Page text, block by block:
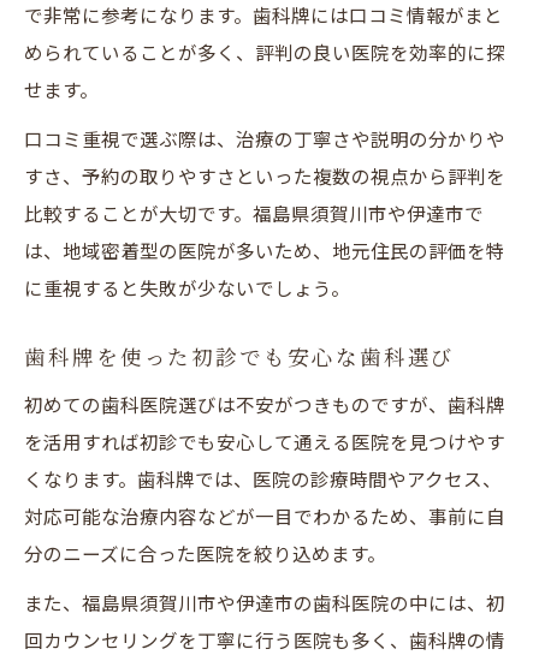
予約のしやすさも重視した歯科選びの基準
口コミでわかる歯科医院の対応力と雰囲気
歯科牌と併用した口コミ情報の活かし方
納得の歯科を見つける地域情報の活用法
歯科牌と地域情報を使った歯科医院選び
生活圏の情報と歯科牌で通いやすさを判断
歯科医院選びに役立つ地域情報の集め方
歯科牌で探す通いやすさ重視の歯科選び
予約しやすい歯科医院を歯科牌で見つける
口コミと歯科牌で安心の歯科通院を実現
歯科牌から見た家族で通える医院の条件
で非常に参考になります。歯科牌には口コミ情報がまと
められていることが多く、評判の良い医院を効率的に探
せます。
口コミ重視で選ぶ際は、治療の丁寧さや説明の分かりや
すさ、予約の取りやすさといった複数の視点から評判を
比較することが大切です。福島県須賀川市や伊達市で
は、地域密着型の医院が多いため、地元住民の評価を特
に重視すると失敗が少ないでしょう。
歯科牌を使った初診でも安心な歯科選び
初めての歯科医院選びは不安がつきものですが、歯科牌
を活用すれば初診でも安心して通える医院を見つけやす
くなります。歯科牌では、医院の診療時間やアクセス、
対応可能な治療内容などが一目でわかるため、事前に自
分のニーズに合った医院を絞り込めます。
また、福島県須賀川市や伊達市の歯科医院の中には、初
回カウンセリングを丁寧に行う医院も多く、歯科牌の情